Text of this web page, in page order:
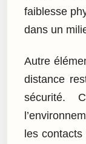
faiblesse
dans un
Autre
distance
sécurité.
les